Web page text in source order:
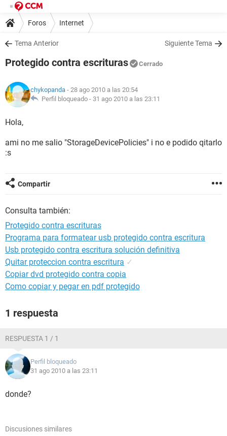
Foros Internet
Tema Anterior Siguiente Tema
Protegido contra escrituras Cerrado
chykopanda - 28 ago 2010 a las 20:54
Perfil bloqueado - 31 ago 2010 a las 23:11
Hola,
ami no me salio "StorageDevicePolicies" i no e podido qitarlo
:s
Compartir
Consulta también:
Protegido contra escrituras
Programa para formatear usb protegido contra escritura
Usb protegido contra escritura solución definitiva
Quitar proteccion contra escritura ✓
Copiar dvd protegido contra copia
Como copiar y pegar en pdf protegido
1 respuesta
RESPUESTA 1 / 1
Perfil bloqueado
31 ago 2010 a las 23:11
donde?
Discusiones similares